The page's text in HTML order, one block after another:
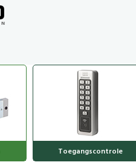
Toegangscontrole